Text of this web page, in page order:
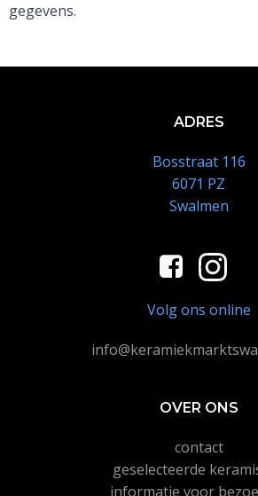
gegevens.
ADRES
Bosstraat 116
6071 PZ
Swalmen
Volg ons online
OVER ONS
contact
geselecteerde
informatie voor